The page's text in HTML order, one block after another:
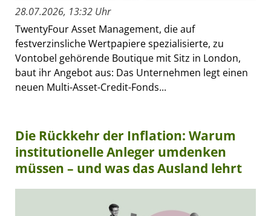
28.07.2026, 13:32 Uhr
TwentyFour Asset Management, die auf
festverzinsliche Wertpapiere spezialisierte, zu
Vontobel gehörende Boutique mit Sitz in London,
baut ihr Angebot aus: Das Unternehmen legt einen
neuen Multi-Asset-Credit-Fonds...
Die Rückkehr der Inflation: Warum
institutionelle Anleger umdenken
müssen – und was das Ausland lehrt